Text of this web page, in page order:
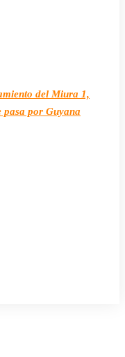
del Miura 1,
pasa por Guyana